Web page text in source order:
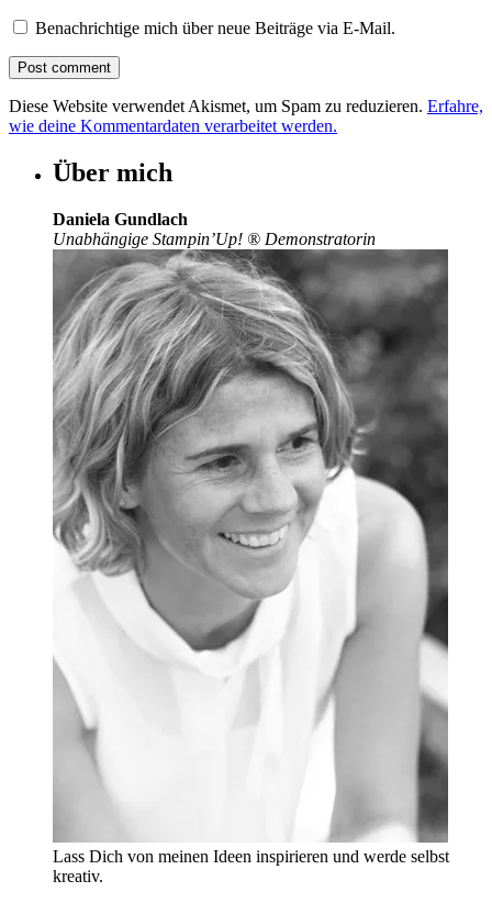
Benachrichtige mich über neue Beiträge via E-Mail.
Diese Website verwendet Akismet, um Spam zu reduzieren. Erfahre,
wie deine Kommentardaten verarbeitet werden.
Über mich
Daniela Gundlach
Unabhängige Stampin’Up! ® Demonstratorin
Lass Dich von meinen Ideen inspirieren und werde selbst
kreativ.